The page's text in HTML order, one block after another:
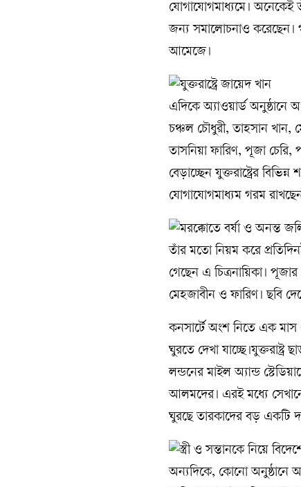
যোগাযোগমাধ্যমে। অনেকেই
জন্য সমালোচনাও করেছেন।
আমেজে।
এদিকে অ্যাওয়ার্ড অনুষ্ঠানে
চঞ্চল চৌধুরী, তাহসান
তাসনিয়া ফারিণ, পূজা
বেড়াচ্ছেন যুক্তরাষ্ট্রের
যোগাযোগমাধ্যম গরম
তাঁর মতো নিয়ম করে
গেছেন এ চিত্রনায়িকা।
মেহজাবীন ও ফারিণ। ছবি
কনসার্টে অংশ নিতে এক মাস
ঘুরতে দেখা
লন্ডনের মাইল অ্যান্ড
আলমদের। এরই মধ্যে
ঘুরছে তারকাদের বড় একটি
অন্যদিকে, কোনো অনুষ্ঠানে